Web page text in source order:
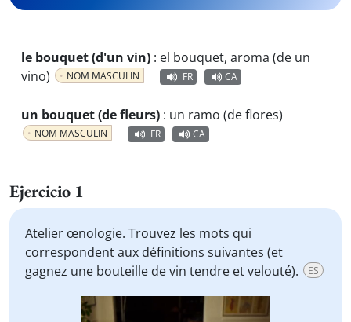
le bouquet (d'un vin) : el bouquet, aroma (de un
vino)
NOM MASCULIN FR CA
un bouquet (de fleurs) : un ramo (de flores)
NOM MASCULIN FR CA
Ejercicio 1
Atelier œnologie. Trouvez les mots qui
correspondent aux définitions suivantes (et
gagnez une bouteille de vin tendre et velouté).
ES
Video